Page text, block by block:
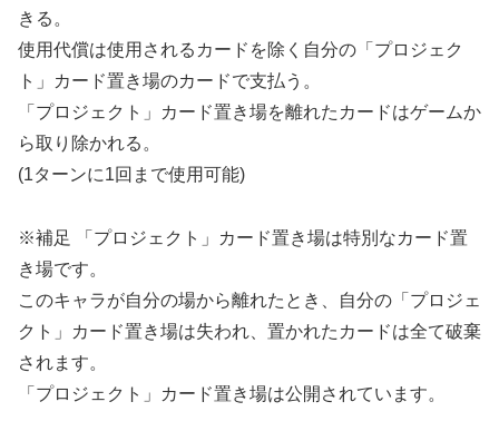
きる。
使用代償は使用されるカードを除く自分の「プロジェク
ト」カード置き場のカードで支払う。
「プロジェクト」カード置き場を離れたカードはゲームか
ら取り除かれる。
(1ターンに1回まで使用可能)
※補足 「プロジェクト」カード置き場は特別なカード置
き場です。
このキャラが自分の場から離れたとき、自分の「プロジェ
クト」カード置き場は失われ、置かれたカードは全て破棄
されます。
「プロジェクト」カード置き場は公開されています。